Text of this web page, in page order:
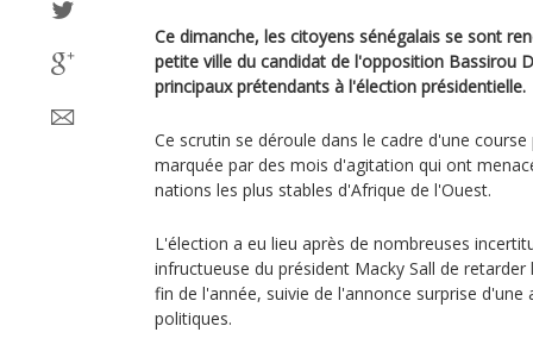
Ce dimanche, les citoyens sénégalais se sont
petite ville du candidat de l'opposition Bassirou
principaux prétendants à l'élection présidentielle.
Ce scrutin se déroule dans le cadre d'une
marquée par des mois d'agitation qui ont
nations les plus stables d'Afrique de l'Ouest.
L'élection a eu lieu après de nombreuses
infructueuse du président Macky Sall de
fin de l'année, suivie de l'annonce surprise
politiques.